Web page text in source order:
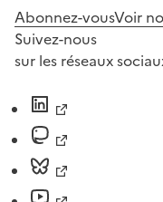
Abonnez-vousVoir
Suivez-nous
sur les réseaux